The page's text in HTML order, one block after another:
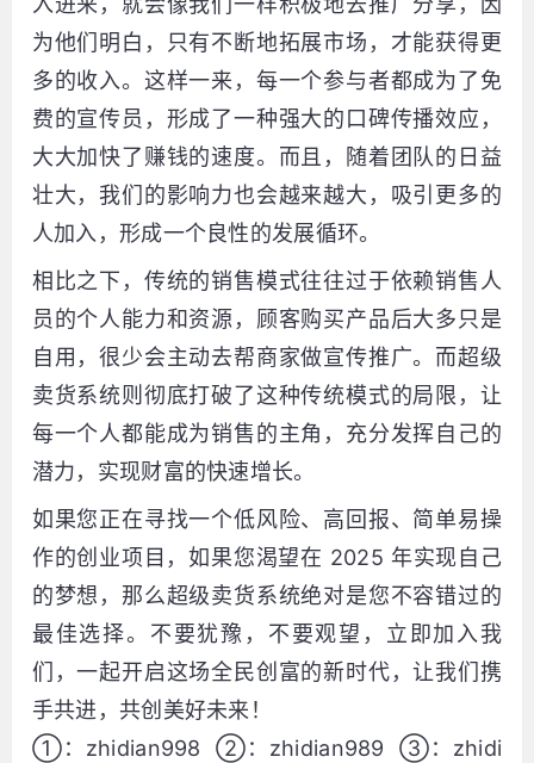
为他们明白，只有不断地拓展市场，才能获得更
多的收入。这样一来，每一个参与者都成为了免
费的宣传员，形成了一种强大的口碑传播效应，
大大加快了赚钱的速度。而且，随着团队的日益
壮大，我们的影响力也会越来越大，吸引更多的
人加入，形成一个良性的发展循环。
相比之下，传统的销售模式往往过于依赖销售人
员的个人能力和资源，顾客购买产品后大多只是
自用，很少会主动去帮商家做宣传推广。而超级
卖货系统则彻底打破了这种传统模式的局限，让
每一个人都能成为销售的主角，充分发挥自己的
潜力，实现财富的快速增长。
如果您正在寻找一个低风险、高回报、简单易操
作的创业项目，如果您渴望在 2025 年实现自己
的梦想，那么超级卖货系统绝对是您不容错过的
最佳选择。不要犹豫，不要观望，立即加入我
们，一起开启这场全民创富的新时代，让我们携
手共进，共创美好未来！
①：zhidian998 ②：zhidian989 ③：zhidi